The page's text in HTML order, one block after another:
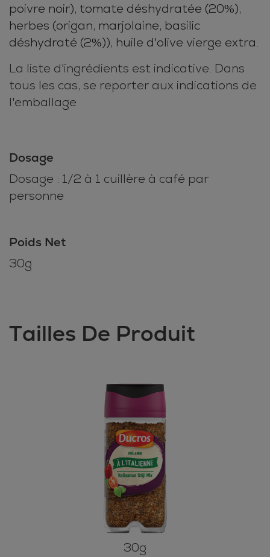
poivre noir), tomate déshydratée (20%),
herbes (origan, marjolaine, basilic
déshydraté (2%)), huile d'olive vierge extra.
La liste d'ingrédients est indicative. Dans
tous les cas, se reporter aux indications de
l'emballage
Dosage
Dosage : 1/2 à 1 cuillère à café par
personne
Poids Net
30g
Tailles De Produit
30g